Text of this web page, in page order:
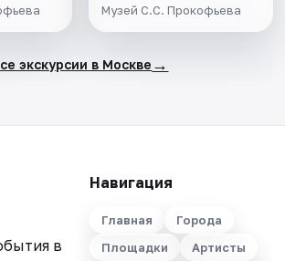
Музей С.С. Прокофьева
экскурсии в Москве →
в
Навигация
Главная
Города
Площадки
Артисты